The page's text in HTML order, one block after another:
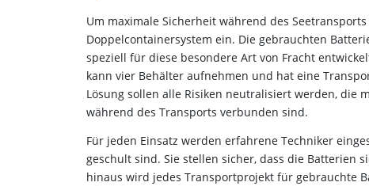
Um maximale Sicherheit während des
Doppelcontainersystem ein. Die gebrauchten
speziell für diese besondere Art von Fracht
kann vier Behälter aufnehmen und hat eine
Lösung sollen alle Risiken neutralisiert werden,
während des Transports verbunden sind.
Für jeden Einsatz werden erfahrene Techniker
geschult sind. Sie stellen sicher, dass die Batterien
hinaus wird jedes Transportprojekt für gebrauchte